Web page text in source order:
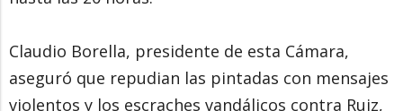
Claudio Borella, presidente de esta Cámara,
aseguró que repudian las pintadas con mensajes
violentos y los escraches vandálicos contra Ruiz,